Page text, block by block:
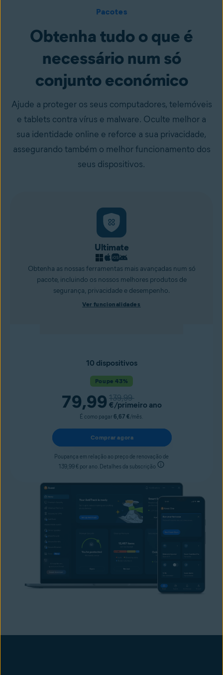
Pacotes
Obtenha tudo o que é
necessário num só
conjunto económico
Ajude a proteger os seus computadores, telemóveis
e tablets contra vírus e malware. Oculte melhor a
sua identidade online e reforce a sua privacidade,
assegurando também o melhor funcionamento dos
seus dispositivos.
Ultimate
Obtenha as nossas ferramentas mais avançadas num só
pacote, incluindo os nossos melhores produtos de
segurança, privacidade e desempenho.
Ver funcionalidades
10 dispositivos
Poupe 43%
79,99 139,99
€/primeiro ano
É como pagar 6,67 €/mês.
Comprar agora
Poupança em relação ao preço de renovação de
139,99 € por ano. Detalhes da subscrição